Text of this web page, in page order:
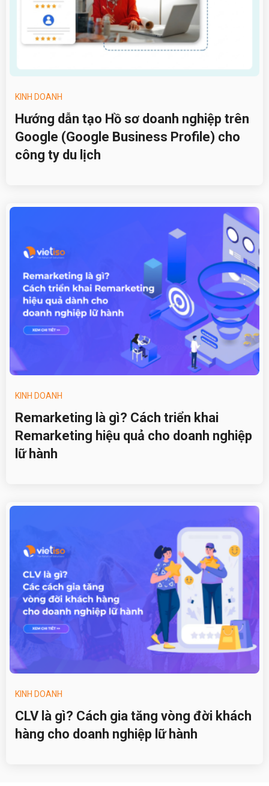
KINH DOANH
Hướng dẫn tạo Hồ sơ doanh nghiệp trên
Google (Google Business Profile) cho
công ty du lịch
KINH DOANH
Remarketing là gì? Cách triển khai
Remarketing hiệu quả cho doanh nghiệp
lữ hành
KINH DOANH
CLV là gì? Cách gia tăng vòng đời khách
hàng cho doanh nghiệp lữ hành